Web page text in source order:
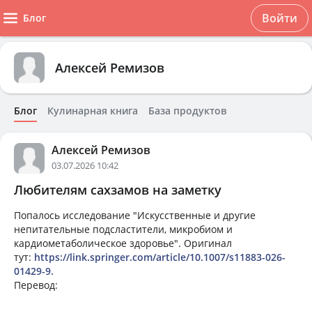
Блог Войти
Алексей Ремизов
Блог Кулинарная книга База продуктов
Алексей Ремизов
03.07.2026 10:42
Любителям сахзамов на заметку
Попалось исследование "Искусственные и другие
непитательные подсластители, микробиом и
кардиометаболическое здоровье". Оригинал
тут: https://link.springer.com/article/10.1007/s11883-026-
01429-9.
Перевод: